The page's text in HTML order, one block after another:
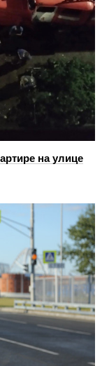
на улице